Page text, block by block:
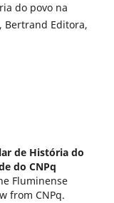
do povo na
Bertrand Editora,
de História do
do CNPq
Fluminense
from CNPq.